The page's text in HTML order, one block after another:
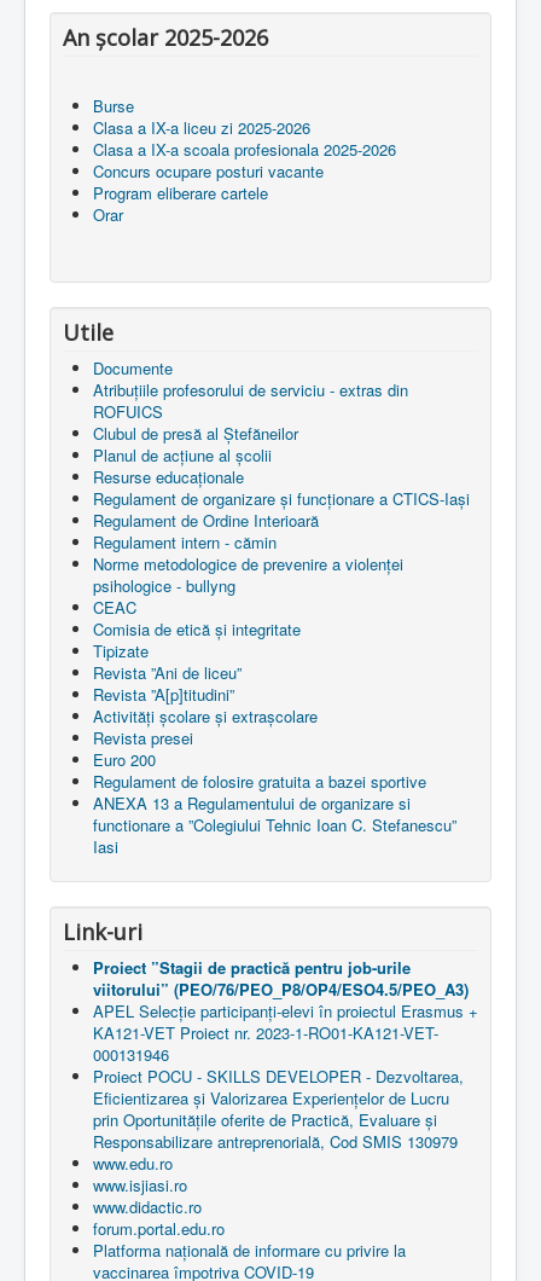
An școlar 2025-2026
Burse
Clasa a IX-a liceu zi 2025-2026
Clasa a IX-a scoala profesionala 2025-2026
Concurs ocupare posturi vacante
Program eliberare cartele
Orar
Utile
Documente
Atribuțiile profesorului de serviciu - extras din
ROFUICS
Clubul de presă al Ștefăneilor
Planul de acțiune al școlii
Resurse educaționale
Regulament de organizare și funcționare a CTICS-Iași
Regulament de Ordine Interioară
Regulament intern - cămin
Norme metodologice de prevenire a violenței
psihologice - bullyng
CEAC
Comisia de etică și integritate
Tipizate
Revista ”Ani de liceu”
Revista ”A[p]titudini”
Activități școlare și extrașcolare
Revista presei
Euro 200
Regulament de folosire gratuita a bazei sportive
ANEXA 13 a Regulamentului de organizare si
functionare a ”Colegiului Tehnic Ioan C. Stefanescu”
Iasi
Link-uri
Proiect ”Stagii de practică pentru job-urile
viitorului” (PEO/76/PEO_P8/OP4/ESO4.5/PEO_A3)
APEL Selecție participanți-elevi în proiectul Erasmus +
KA121-VET Proiect nr. 2023-1-RO01-KA121-VET-
000131946
Proiect POCU - SKILLS DEVELOPER - Dezvoltarea,
Eficientizarea și Valorizarea Experiențelor de Lucru
prin Oportunitățile oferite de Practică, Evaluare și
Responsabilizare antreprenorială, Cod SMIS 130979
www.edu.ro
www.isjiasi.ro
www.didactic.ro
forum.portal.edu.ro
Platforma națională de informare cu privire la
vaccinarea împotriva COVID-19